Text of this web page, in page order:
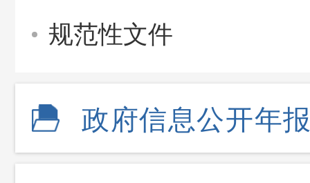
规范性文件
政府信息公开年